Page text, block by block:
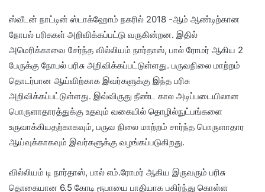
ஸ்வீடன் நாட்டின் ஸ்டாக்ஹோம் நகரில் 2018 -ஆம் ஆண்டிற்கான
நோபல் பரிசுகள் அறிவிக்கப்பட்டு வருகின்றன. இதில்
அமெரிக்காவை சேர்ந்த வில்லியம் நார்தாஸ், பால் ரோமர் ஆகிய 2
பேருக்கு நோபல் பரிசு அறிவிக்கப்பட்டுள்ளது. பருவநிலை மாற்றம்
தொடர்பான ஆய்விற்காக இவர்களுக்கு இந்த பரிசு
அறிவிக்கப்பட்டுள்ளது. இவ்விருது நீண்ட கால அடிப்படையிலான
பொருளாதாரத்துக்கு உதவும் வகையில் தொழில்நுட்பங்களை
உருவாக்கியதற்காகவும், பருவ நிலை மாற்றம் சார்ந்த பொருளாதார
ஆய்வுக்காகவும் இவர்களுக்கு வழங்கப்படுகிறது.
வில்லியம் டி நார்தாஸ், பால் எம்.ரோமர் ஆகிய இருவரும் பரிசு
தொகையான 6.5 கோடி ரூபாயை பாதியாக பகிர்ந்து கொள்ள